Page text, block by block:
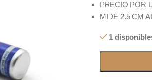
PRECIO POR
MIDE 2.5 CM
1